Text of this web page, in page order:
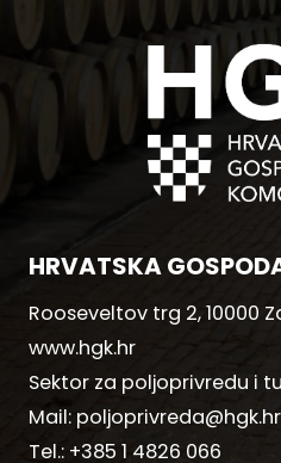
HRVATSKA
Rooseveltov trg 2, 10000
www.hgk.hr
Sektor za poljoprivredu i
Mail: poljoprivreda@hgk.hr
Tel.: +385 1 4826 066